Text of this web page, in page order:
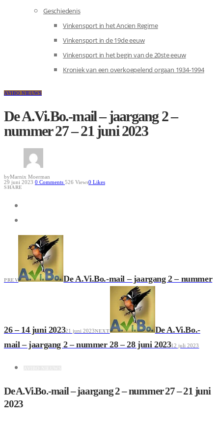
Geschiedenis
Vinkensport in het Ancien Regime
Vinkensport in de 19de eeuw
Vinkensport in het begin van de 20ste eeuw
Kroniek van een overkoepelend orgaan 1934-1994
AVIBO NIEUWS
De A.Vi.Bo.-mail – jaargang 2 –
nummer 27 – 21 juni 2023
byMarnix Moerman
29 juni 2023 0 Comments 526 Views0 Likes
SHARE
PREV De A.Vi.Bo.-mail – jaargang 2 – nummer
26 – 14 juni 202321 juni 2023NEXT
De A.Vi.Bo.-
mail – jaargang 2 – nummer 28 – 28 juni 202312 juli 2023
De A.Vi.Bo.-mail – jaargang 2 – nummer 27 – 21 juni
2023